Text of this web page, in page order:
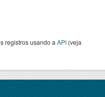
registros usando a API (veja